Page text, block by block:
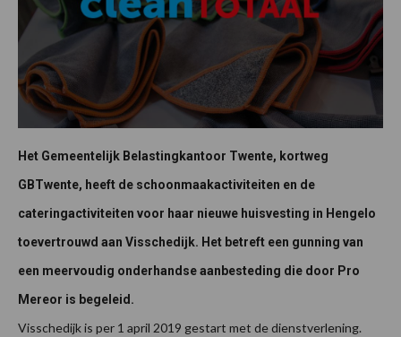
Het Gemeentelijk Belastingkantoor Twente, kortweg
GBTwente, heeft de schoonmaakactiviteiten en de
cateringactiviteiten voor haar nieuwe huisvesting in Hengelo
toevertrouwd aan Visschedijk. Het betreft een gunning van
een meervoudig onderhandse aanbesteding die door Pro
Mereor is begeleid.
Visschedijk is per 1 april 2019 gestart met de dienstverlening.